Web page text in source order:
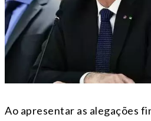
Ao apresentar as alegações